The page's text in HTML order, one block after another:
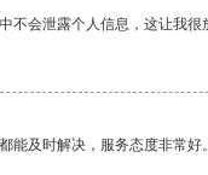
不会泄露个人信息，这让我
能及时解决，服务态度非常好。